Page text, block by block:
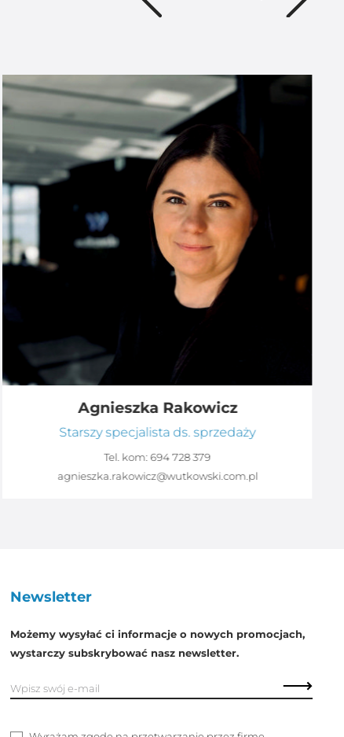
Agnieszka Rakowicz
Starszy specjalista ds. sprzedaży
Tel. kom:694 728 379
agnieszka.rakowicz@wutkowski.com.pl
Newsletter
Możemy wysyłać ci informacje o nowych promocjach,
wystarczy subskrybować nasz newsletter.